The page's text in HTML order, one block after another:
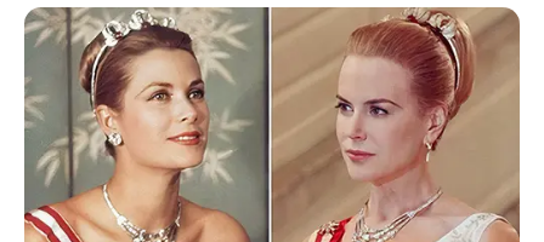
แต่ที่สำคัญให้พิจารณาถึงประเภทสินค้าที่คุณขายด้วย เช่น
ถ้าคุณขายซูชิ ที่ต้องเน้นขายให้ได้ปริมาณมากๆ ก็ให้เลือก
จุดที่มีคนเดินผ่านไปผ่านมา แต่ถ้าหากคุณทำเกี่ยวกับ
หมอดู หรือทำร้านที่ต้องใช้ความเงียบสงบ หรือถ้าเป็นร้าน
ขายเสื้อผ้าที่ต้องมีการลองสวมใส่ก็ให้เลือกแผงที่มันเหมาะ
สม เพื่อที่ลูกค้าของคุณมาเห็นแล้วเขาจะได้รู้สึกสบายใจ ไม่
อึดอัด